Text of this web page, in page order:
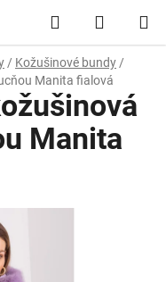
Hľadať
KOŠÍK
/ Kožušinové bundy /
Manita fialová
Manita